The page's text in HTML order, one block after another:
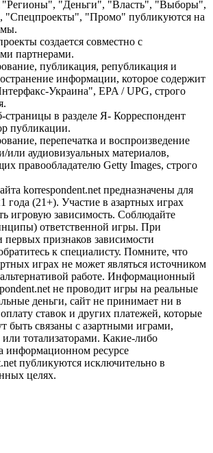
"Регионы", "Деньги", "Власть", "Выборы",
"Спецпроекты", "Промо" публикуются на
создается совместно с
партнерами.
публикация, републикация и
информации, которое содержит
Украина", EPA / UPG, строго
страницы в разделе Я- Корреспондент
публикации.
перепечатка и воспроизведение
или аудиовизуальных материалов,
правообладателю Getty Images, строго
korrespondent.net предназначены для
года (21+). Участие в азартных играх
игровую зависимость. Соблюдайте
ответственной игры. При
признаков зависимости
к специалисту. Помните, что
играх не может являться источником
работе. Информационный
не проводит игры на реальные
деньги, сайт не принимает ни в
ставок и других платежей, которые
быть связаны с азартными играми,
тотализаторами. Какие-либо
информационном ресурсе
публикуются исключительно в
целях.